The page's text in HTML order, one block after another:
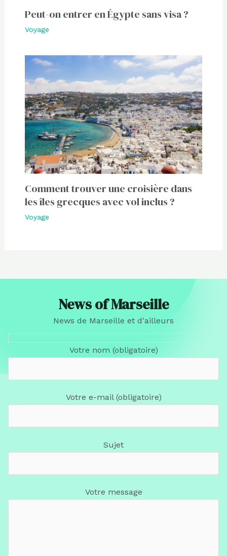
Peut-on entrer en Égypte sans visa ?
Voyage
Comment trouver une croisière dans
les îles grecques avec vol inclus ?
Voyage
News of Marseille
News de Marseille et d'ailleurs
Votre nom (obligatoire)
Votre e-mail (obligatoire)
Sujet
Votre message